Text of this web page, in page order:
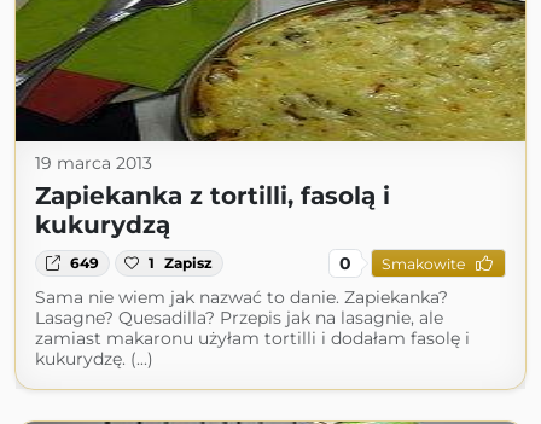
19 marca 2013
Zapiekanka z tortilli, fasolą i
kukurydzą
649 1 Zapisz 0 Smakowite
Sama nie wiem jak nazwać to danie. Zapiekanka?
Lasagne? Quesadilla? Przepis jak na lasagnie, ale
zamiast makaronu użyłam tortilli i dodałam fasolę i
kukurydzę. (...)